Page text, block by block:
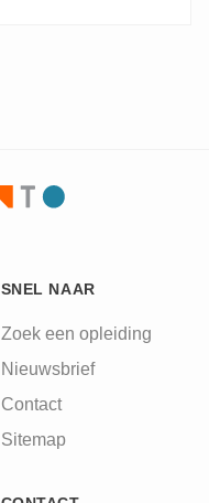
SNEL NAAR
Zoek een opleiding
Nieuwsbrief
Contact
Sitemap